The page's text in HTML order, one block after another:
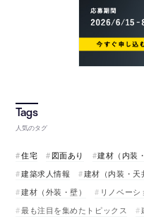
人気のタグ
住宅 図面あり 建材（内装
建築求人情報
建材（内装・天
建材（外装・壁）
リノベーシ
最も注目を集めたトピックス